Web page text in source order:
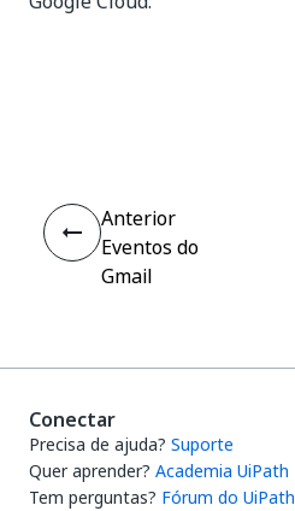
Anterior
Eventos do
Gmail
Conectar
Precisa de ajuda? Suporte
Quer aprender? Academia UiPath
Tem perguntas? Fórum do UiPath